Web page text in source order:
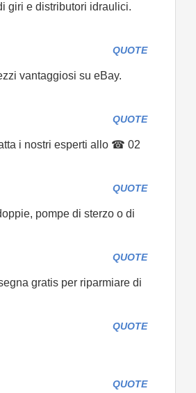
giri e distributori idraulici.
QUOTE
vantaggiosi su eBay.
QUOTE
i nostri esperti allo ☎ 02
QUOTE
pompe di sterzo o di
QUOTE
gratis per riparmiare di
QUOTE
QUOTE